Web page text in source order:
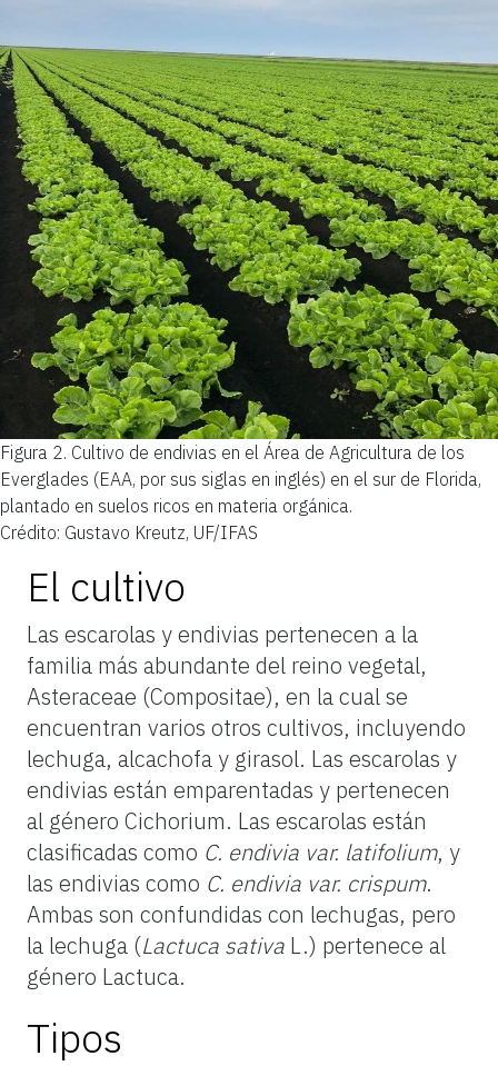
Figura 2. Cultivo de endivias en el Área de Agricultura de los
Everglades (EAA, por sus siglas en inglés) en el sur de Florida,
plantado en suelos ricos en materia orgánica.
Crédito: Gustavo Kreutz, UF/IFAS
El cultivo
Las escarolas y endivias pertenecen a la
familia más abundante del reino vegetal,
Asteraceae (Compositae), en la cual se
encuentran varios otros cultivos, incluyendo
lechuga, alcachofa y girasol. Las escarolas y
endivias están emparentadas y pertenecen
al género Cichorium. Las escarolas están
clasificadas como C. endivia var. latifolium, y
las endivias como C. endivia var. crispum.
Ambas son confundidas con lechugas, pero
la lechuga (Lactuca sativa L.) pertenece al
género Lactuca.
Tipos